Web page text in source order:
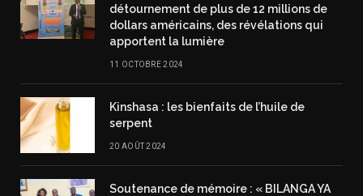
détournement de plus de 12 millions de
dollars américains, des révélations qui
apportent la lumière
11 OCTOBRE 2024
Kinshasa : les bienfaits de l’huile de
serpent
20 AOÛT 2024
Soutenance de mémoire : « BILANGA YA